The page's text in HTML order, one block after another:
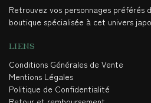
Retrouvez vos personnages préférés
boutique spécialisée à cet univers
LIENS
Conditions Générales de Vente
Mentions Légales
Politique de Confidentialité